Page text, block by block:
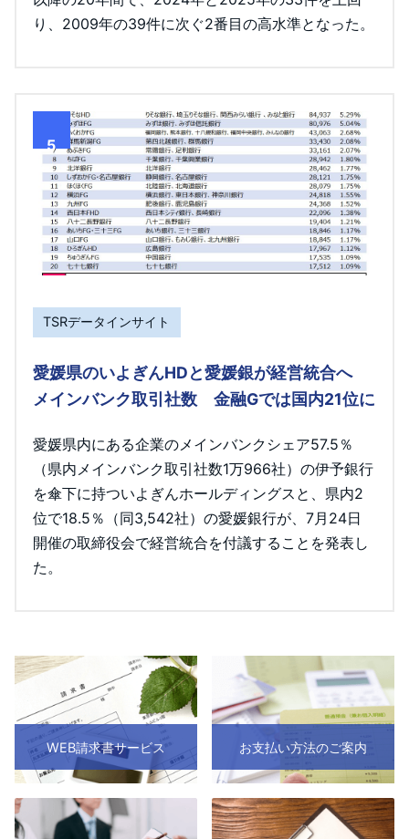
り、2009年の39件に次ぐ2番目の高水準となった。
5
TSRデータインサイト
愛媛県のいよぎんHDと愛媛銀が経営統合へ
メインバンク取引社数 金融Gでは国内21位に
愛媛県内にある企業のメインバンクシェア57.5％
（県内メインバンク取引社数1万966社）の伊予銀行
を傘下に持ついよぎんホールディングスと、県内2
位で18.5％（同3,542社）の愛媛銀行が、7月24日
開催の取締役会で経営統合を付議することを発表し
た。
WEB請求書サービス お支払い方法のご案内